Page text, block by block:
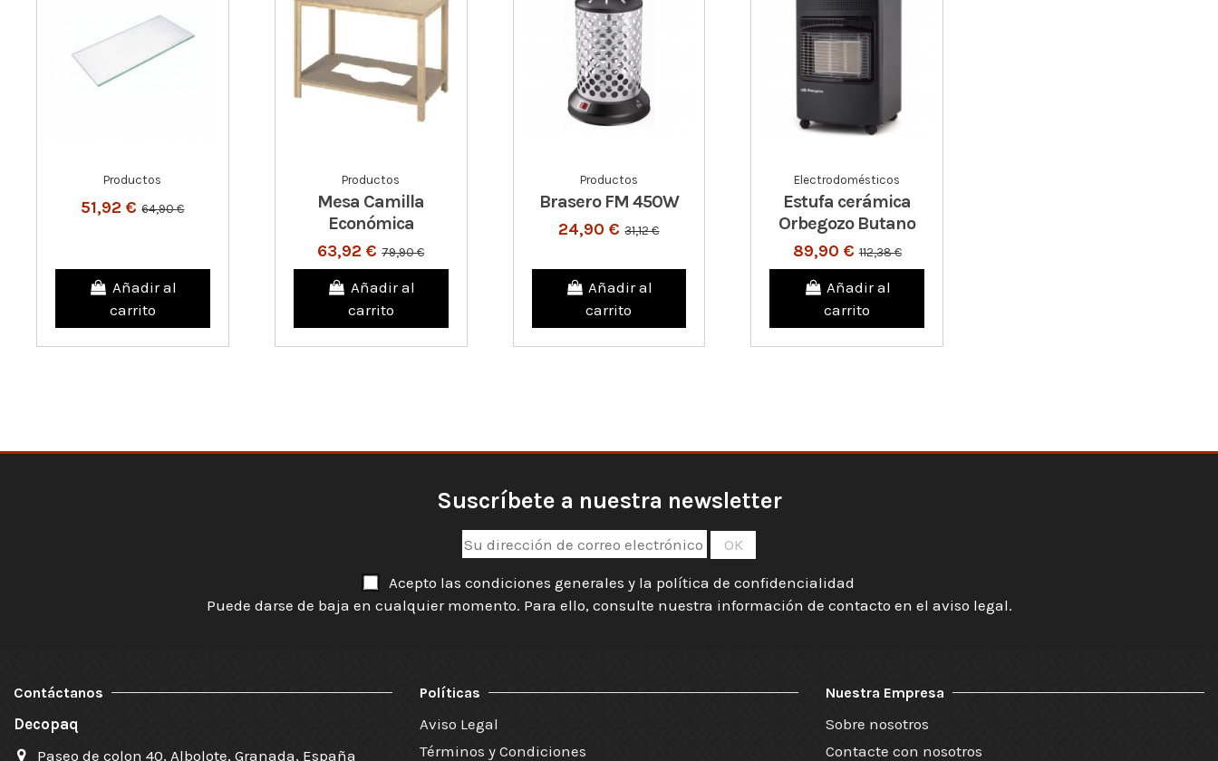
Productos
51,92 €64,90 €
Añadir al
carrito
Productos
Mesa Camilla
Económica
63,92 €79,90 €
Añadir al
carrito
Productos
Brasero FM 450W
24,90 €31,12 €
Añadir al
carrito
Electrodomésticos
Estufa cerámica
Orbegozo Butano
89,90 €112,38 €
Añadir al
carrito
Suscríbete a nuestra newsletter
Acepto las condiciones generales y la política de confidencialidad
Puede darse de baja en cualquier momento. Para ello, consulte nuestra información de contacto en el aviso legal.
Contáctanos
Decopaq
Paseo de colon 40, Albolote, Granada, España
Políticas
Aviso Legal
Términos y Condiciones
Nuestra Empresa
Sobre nosotros
Contacte con nosotros